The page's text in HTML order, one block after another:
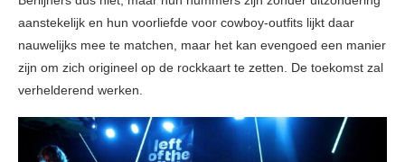
aanstekelijk en hun voorliefde voor cowboy-outfits lijkt daar
nauwelijks mee te matchen, maar het kan evengoed een manier
zijn om zich origineel op de rockkaart te zetten. De toekomst zal
verhelderend werken.